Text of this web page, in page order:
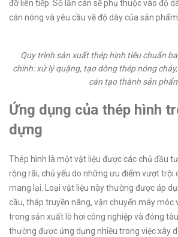
đỡ liên tiếp. Số lần cán sẽ phụ thuộc vào độ
cán nóng và yêu cầu về độ dày của sản phẩm
Quy trình sản xuất thép hình tiêu chuẩn
chính: xử lý quặng, tạo dòng thép nóng
cán tạo thành sản
Ứng dụng của thép hình
dựng
Thép hình là một vật liệu được các chủ đầu
rộng rãi, chủ yếu do những ưu điểm vượt trội
mang lại. Loại vật liệu này thường được áp
cầu, tháp truyền nâng, vận chuyển máy móc
trong sản xuất lò hơi công nghiệp và đóng
thường được ứng dụng nhiều trong việc xây